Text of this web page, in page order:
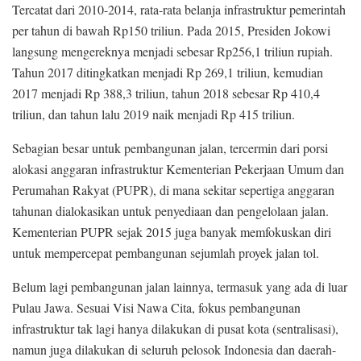
Tercatat dari 2010-2014, rata-rata belanja infrastruktur pemerintah
per tahun di bawah Rp150 triliun. Pada 2015, Presiden Jokowi
langsung mengereknya menjadi sebesar Rp256,1 triliun rupiah.
Tahun 2017 ditingkatkan menjadi Rp 269,1 triliun, kemudian
2017 menjadi Rp 388,3 triliun, tahun 2018 sebesar Rp 410,4
triliun, dan tahun lalu 2019 naik menjadi Rp 415 triliun.
Sebagian besar untuk pembangunan jalan, tercermin dari porsi
alokasi anggaran infrastruktur Kementerian Pekerjaan Umum dan
Perumahan Rakyat (PUPR), di mana sekitar sepertiga anggaran
tahunan dialokasikan untuk penyediaan dan pengelolaan jalan.
Kementerian PUPR sejak 2015 juga banyak memfokuskan diri
untuk mempercepat pembangunan sejumlah proyek jalan tol.
Belum lagi pembangunan jalan lainnya, termasuk yang ada di luar
Pulau Jawa. Sesuai Visi Nawa Cita, fokus pembangunan
infrastruktur tak lagi hanya dilakukan di pusat kota (sentralisasi),
namun juga dilakukan di seluruh pelosok Indonesia dan daerah-